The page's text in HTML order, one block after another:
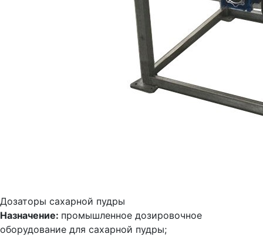
Дозаторы сахарной пудры
Назначение: промышленное дозировочное
оборудование для сахарной пудры;